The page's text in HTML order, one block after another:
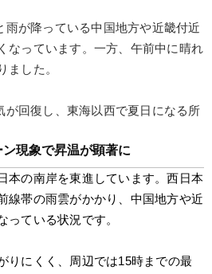
雨が降っている中国地方や近畿付近
なっています。一方、午前中に晴れ
ました。
が回復し、東海以西で夏日になる所
現象で昇温が顕著に
本の南岸を東進しています。西日本
線帯の雨雲がかかり、中国地方や近
っている状況です。
りにくく、周辺では15時までの最